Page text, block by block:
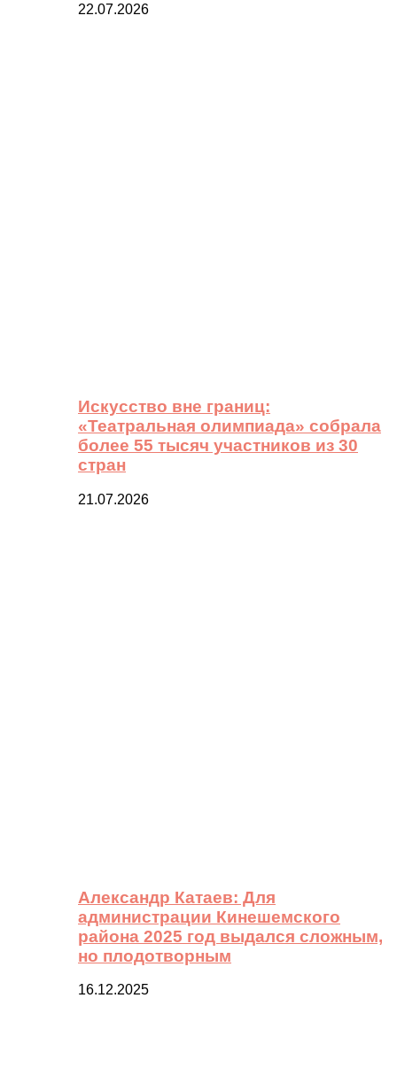
22.07.2026
Искусство вне границ:
«Театральная олимпиада» собрала
более 55 тысяч участников из 30
стран
21.07.2026
Александр Катаев: Для
администрации Кинешемского
района 2025 год выдался сложным,
но плодотворным
16.12.2025